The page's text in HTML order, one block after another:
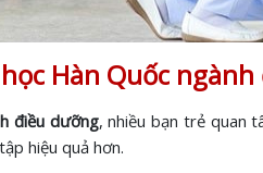
Hàn Quốc
điều dưỡng, nhiều bạn trẻ quan
hiệu quả hơn.